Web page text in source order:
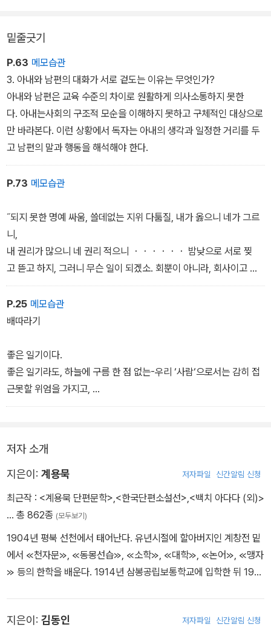
밑줄긋기
P.63 메모습관
3. 아내와 남편의 대화가 서로 겉도는 이유는 무엇인가?
아내와 남편은 교육 수준의 차이로 원활하게 의사소통하지 못한
다. 아내는사회의 구조적 모순을 이해하지 못하고 구체적인 대상으로
만 바라본다. 이런 상황에서 독자는 아내의 생각과 일정한 거리를 두
고 남편의 말과 행동을 해석해야 한다.
P.73 메모습관
˝되지 못한 명예 싸움, 쓸데없는 지위 다툼질, 내가 옳으니 네가 그르
니,
내 권리가 많으니 네 권리 적으니 ・・・・・・ 밤낮으로 서로 찢
고 뜯고 하지, 그러니 무슨 일이 되겠소. 회뿐이 아니라, 회사이고 조
합이고・・・・・・ 우리 조선 놈들이 조직한 사회는 다 그 조각이
지. 이런 사회에서 무슨 일을 한단 말이오. 하려는 놈이 어리석은 놈이
야. 적이 정신이 바로 박힌 놈은 피를 토하고 죽을 수밖에 없지. 그렇
을 좀 해 보겠다고 애도 써 보았어. 그것이 모두 수포야. 내가 어리석
은 놈이었지. 내가 술을 먹고 싶어 먹는 게 아니야.
P.25 메모습관
배따라기
좋은 일기이다.
좋은 일기라도, 하늘에 구름 한 점 없는-우리 ‘사람‘으로서는 감히 접
근못할 위엄을 가지고,
높이서 우리 조고만 ‘사람‘을 비웃는 듯이 내려다보는,
잡자는 그런 하늘이다.
사랑의 하늘이다.
나는, 잠시도 멎지 않고 푸른 물을 황해로 부어내리는 대동강을
향한 모란봉 기슭 새파랗게 돋아나는 풀 위에 뒹굴고 있었다.
저자 소개
지은이: 계용묵 저자파일 신간알림 신청
최근작 : <계용묵 단편문학>,<한국단편소설선>,<백치 아다다 (외)>
… 총 862종 (모두보기)
1904년 평북 선천에서 태어난다. 유년시절에 할아버지인 계창전 밑
에서 ≪천자문≫, ≪동몽선습≫, ≪소학≫, ≪대학≫, ≪논어≫, ≪맹자
≫ 등의 한학을 배운다. 1914년 삼봉공립보통학교에 입학한 뒤 1919
억을 통해 염상섭, 남궁벽, 김동인 등과 교유하며 문학에 뜻을 두게 된
지은이: 김동인 저자파일 신간알림 신청